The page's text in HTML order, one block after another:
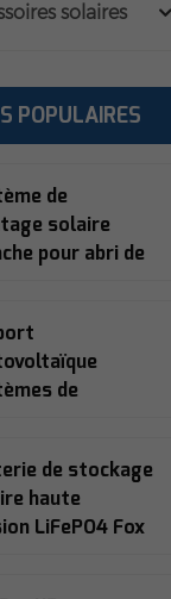
solaires
POPULAIRES
de
solaire
pour abri de
de
de stockage
haute
LiFePO4 Fox